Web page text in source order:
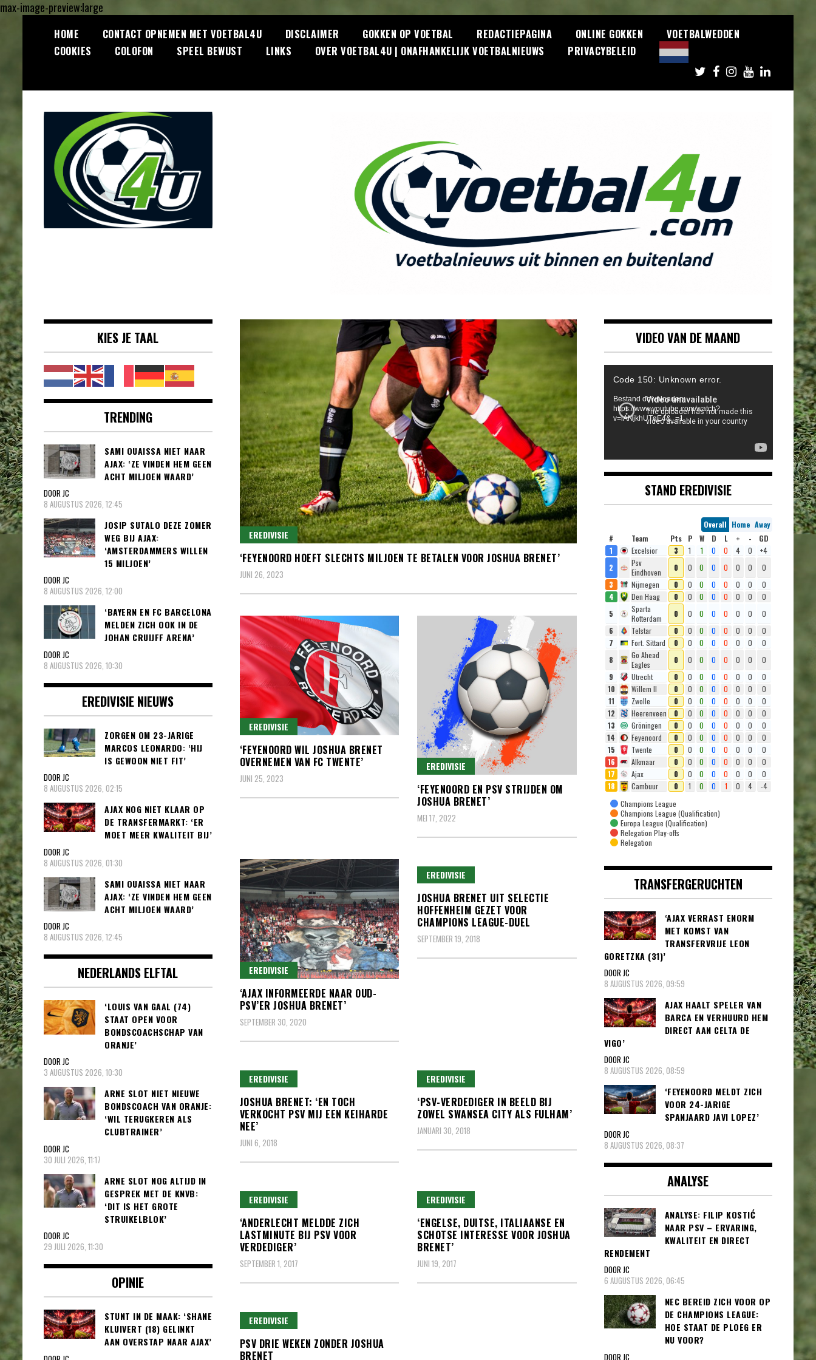
max-image-preview:large
HOME CONTACT OPNEMEN MET VOETBAL4U DISCLAIMER GOKKEN OP VOETBAL REDACTIEPAGINA ONLINE GOKKEN
VOETBALWEDDEN
COOKIES
COLOFON SPEEL BEWUST LINKS OVER VOETBAL4U | ONAFHANKELIJK VOETBALNIEUWS PRIVACYBELEID
Eredivisie &
Internationaal
voetbal |
EREDIVISIE
‘FEYENOORD HOEFT SLECHTS MILJOEN TE BETALEN VOOR JOSHUA BRENET’
JUNI 26, 2023
EREDIVISIE
‘FEYENOORD WIL JOSHUA BRENET
OVERNEMEN VAN FC TWENTE’
JUNI 25, 2023
EREDIVISIE
‘FEYENOORD EN PSV STRIJDEN OM
JOSHUA BRENET’
MEI 17, 2022
EREDIVISIE
‘AJAX INFORMEERDE NAAR OUD-
PSV’ER JOSHUA BRENET’
SEPTEMBER 30, 2020
EREDIVISIE
JOSHUA BRENET UIT SELECTIE
HOFFENHEIM GEZET VOOR
CHAMPIONS LEAGUE-DUEL
SEPTEMBER 19, 2018
EREDIVISIE
JOSHUA BRENET: ‘EN TOCH
VERKOCHT PSV MIJ EEN KEIHARDE
NEE’
JUNI 6, 2018
EREDIVISIE
‘PSV-VERDEDIGER IN BEELD BIJ
ZOWEL SWANSEA CITY ALS FULHAM’
JANUARI 30, 2018
EREDIVISIE
‘ANDERLECHT MELDDE ZICH
LASTMINUTE BIJ PSV VOOR
VERDEDIGER’
SEPTEMBER 1, 2017
EREDIVISIE
‘ENGELSE, DUITSE, ITALIAANSE EN
SCHOTSE INTERESSE VOOR JOSHUA
BRENET’
JUNI 19, 2017
EREDIVISIE
PSV DRIE WEKEN ZONDER JOSHUA
BRENET
KIES JE TAAL
TRENDING
SAMI OUAISSA NIET NAAR
AJAX: ‘ZE VINDEN HEM GEEN
ACHT MILJOEN WAARD’
DOOR JC
8 AUGUSTUS 2026, 12:45
JOSIP SUTALO DEZE ZOMER
WEG BIJ AJAX:
‘AMSTERDAMMERS WILLEN
15 MILJOEN’
DOOR JC
8 AUGUSTUS 2026, 12:00
‘BAYERN EN FC BARCELONA
MELDEN ZICH OOK IN DE
JOHAN CRUIJFF ARENA’
DOOR JC
8 AUGUSTUS 2026, 10:30
EREDIVISIE NIEUWS
ZORGEN OM 23-JARIGE
MARCOS LEONARDO: ‘HIJ
IS GEWOON NIET FIT’
DOOR JC
8 AUGUSTUS 2026, 02:15
AJAX NOG NIET KLAAR OP
DE TRANSFERMARKT: ‘ER
MOET MEER KWALITEIT BIJ’
DOOR JC
8 AUGUSTUS 2026, 01:30
SAMI OUAISSA NIET NAAR
AJAX: ‘ZE VINDEN HEM GEEN
ACHT MILJOEN WAARD’
DOOR JC
8 AUGUSTUS 2026, 12:45
NEDERLANDS ELFTAL
‘LOUIS VAN GAAL (74)
STAAT OPEN VOOR
BONDSCOACHSCHAP VAN
ORANJE’
DOOR JC
3 AUGUSTUS 2026, 10:30
ARNE SLOT NIET NIEUWE
BONDSCOACH VAN ORANJE:
‘WIL TERUGKEREN ALS
CLUBTRAINER’
DOOR JC
30 JULI 2026, 11:17
ARNE SLOT NOG ALTIJD IN
GESPREK MET DE KNVB:
‘DIT IS HET GROTE
STRUIKELBLOK’
DOOR JC
29 JULI 2026, 11:30
OPINIE
STUNT IN DE MAAK: ‘SHANE
KLUIVERT (18) GELINKT
AAN OVERSTAP NAAR AJAX’
VIDEO VAN DE MAAND
Code 150: Unknown error.
Bestand downloaden:
https://www.youtube.com/watch?
v=iANjkhUTqE4&_=1
STAND EREDIVISIE
Overall Home Away
#
Team Pts P W D L + -
GD
1
Excelsior 3 1 1 0 0 4 0
+4
2
Psv
Eindhoven
0 0 0 0 0 0 0
0
3
Nijmegen 0 0 0 0 0 0 0
0
4
Den Haag 0 0 0 0 0 0 0
0
5
Sparta
Rotterdam
0 0 0 0 0 0 0
0
6
Telstar 0 0 0 0 0 0 0
0
7
Fort. Sittard 0 0 0 0 0 0 0
0
8
Go Ahead
Eagles
0 0 0 0 0 0 0
0
9
Utrecht 0 0 0 0 0 0 0
0
10
Willem II 0 0 0 0 0 0 0
0
11
Zwolle 0 0 0 0 0 0 0
0
12
Heerenveen 0 0 0 0 0 0 0
0
13
Gröningen 0 0 0 0 0 0 0
0
14
Feyenoord 0 0 0 0 0 0 0
0
15
Twente 0 0 0 0 0 0 0
0
16
Alkmaar 0 0 0 0 0 0 0
0
17
Ajax 0 0 0 0 0 0 0
0
18
Cambuur 0 1 0 0 1 0 4
-4
Champions League
Champions League (Qualification)
Europa League (Qualification)
Relegation Play-offs
Relegation
TRANSFERGERUCHTEN
‘AJAX VERRAST ENORM
MET KOMST VAN
TRANSFERVRIJE LEON
GORETZKA (31)’
DOOR JC
8 AUGUSTUS 2026, 09:59
AJAX HAALT SPELER VAN
BARCA EN VERHUURD HEM
DIRECT AAN CELTA DE
VIGO’
DOOR JC
8 AUGUSTUS 2026, 08:59
‘FEYENOORD MELDT ZICH
VOOR 24-JARIGE
SPANJAARD JAVI LOPEZ’
DOOR JC
8 AUGUSTUS 2026, 08:37
ANALYSE
ANALYSE: FILIP KOSTIĆ
NAAR PSV – ERVARING,
KWALITEIT EN DIRECT
RENDEMENT
DOOR JC
6 AUGUSTUS 2026, 06:45
NEC BEREID ZICH VOOR OP
DE CHAMPIONS LEAGUE:
HOE STAAT DE PLOEG ER
NU VOOR?
DOOR JC